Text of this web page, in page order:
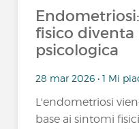
fisico diventa
psicologica
28 mar 2026 • 1 Mi
L'endometriosi
base ai sintomi